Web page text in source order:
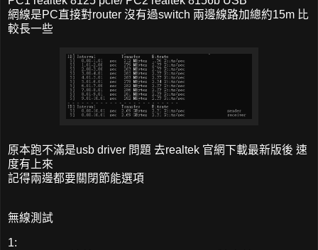
網線是PC直接對router 沒有過switch 兩邊線路加總約15m 比
較長一些
原本跑不滿是usb driver 問題 去realtek 官網下載最新版後 速
度有上來
記得兩邊都要關閉節能選項
無線測試
1: